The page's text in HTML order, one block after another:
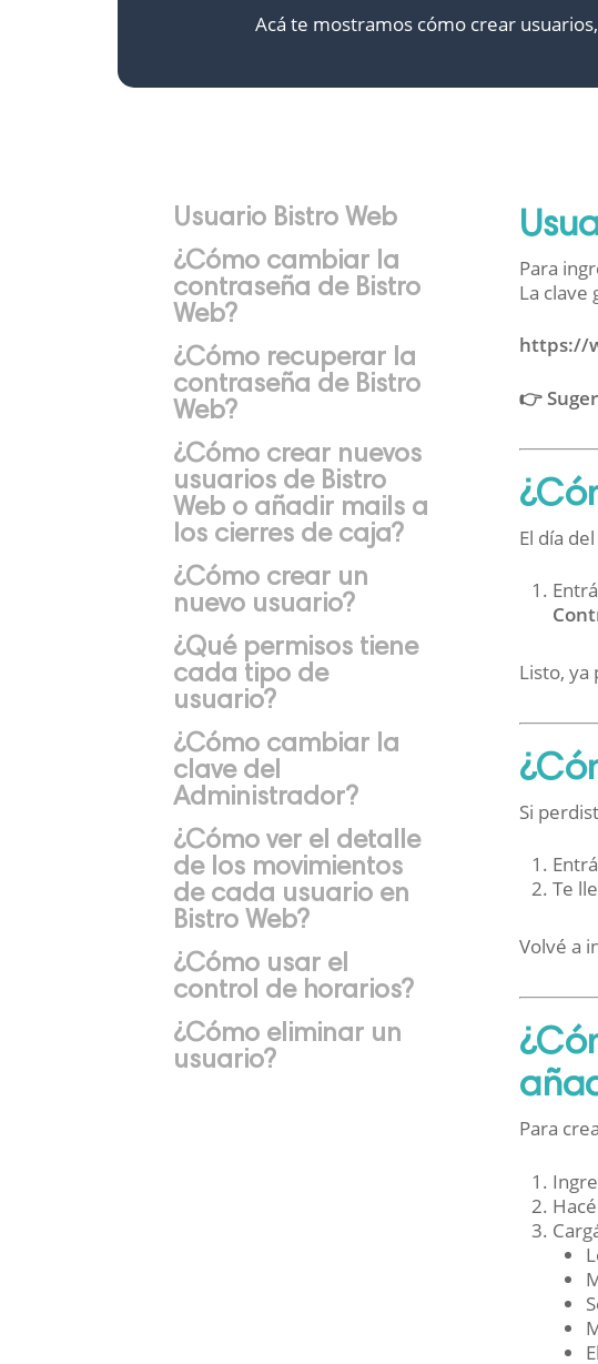
Acá te mostramos cómo crear
Usuario Bistro Web
¿Cómo cambiar la
contraseña de Bistro
Web?
¿Cómo recuperar la
contraseña de Bistro
Web?
¿Cómo crear nuevos
usuarios de Bistro
Web o añadir mails a
los cierres de caja?
¿Cómo crear un
nuevo usuario?
¿Qué permisos tiene
cada tipo de
usuario?
¿Cómo cambiar la
clave del
Administrador?
¿Cómo ver el detalle
de los movimientos
de cada usuario en
Bistro Web?
¿Cómo usar el
control de horarios?
¿Cómo eliminar un
usuario?
Para
La clave
https://
👉
El día
Listo, ya
Si
Te
Volvé a
Para